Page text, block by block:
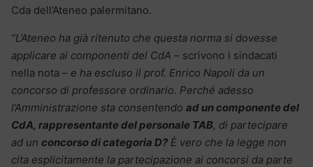
Cda dell’Ateneo palermitano.
“L’Ateneo ha già ritenuto che questa norma si dovesse
applicare ai componenti del CdA – scrivono i sindacati
nella nota – e ha escluso il prof. Enrico Napoli da un
concorso di professore ordinario. Perché adesso
l’Amministrazione sta consentendo ad un componente del
CdA, rappresentante del personale TAB, di partecipare
ad un concorso di categoria D? È vero che la legge non
cita esplicitamente la partecipazione ai concorsi da parte